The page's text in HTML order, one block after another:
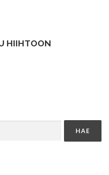
HIIHTOON